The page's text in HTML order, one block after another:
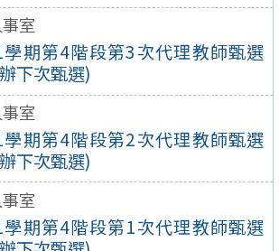
室
期第4階段第3次代理教師甄選
下次甄選)
室
期第4階段第2次代理教師甄選
下次甄選)
事室
期第4階段第1次代理教師甄選